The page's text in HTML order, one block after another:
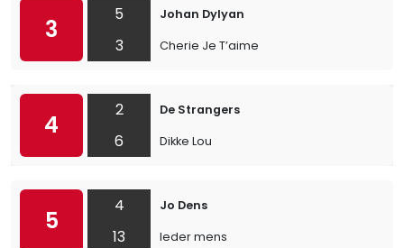
3
5
3
Johan Dylyan
Cherie Je T’aime
4
2
6
De Strangers
Dikke Lou
5
4
13
Jo Dens
Ieder mens